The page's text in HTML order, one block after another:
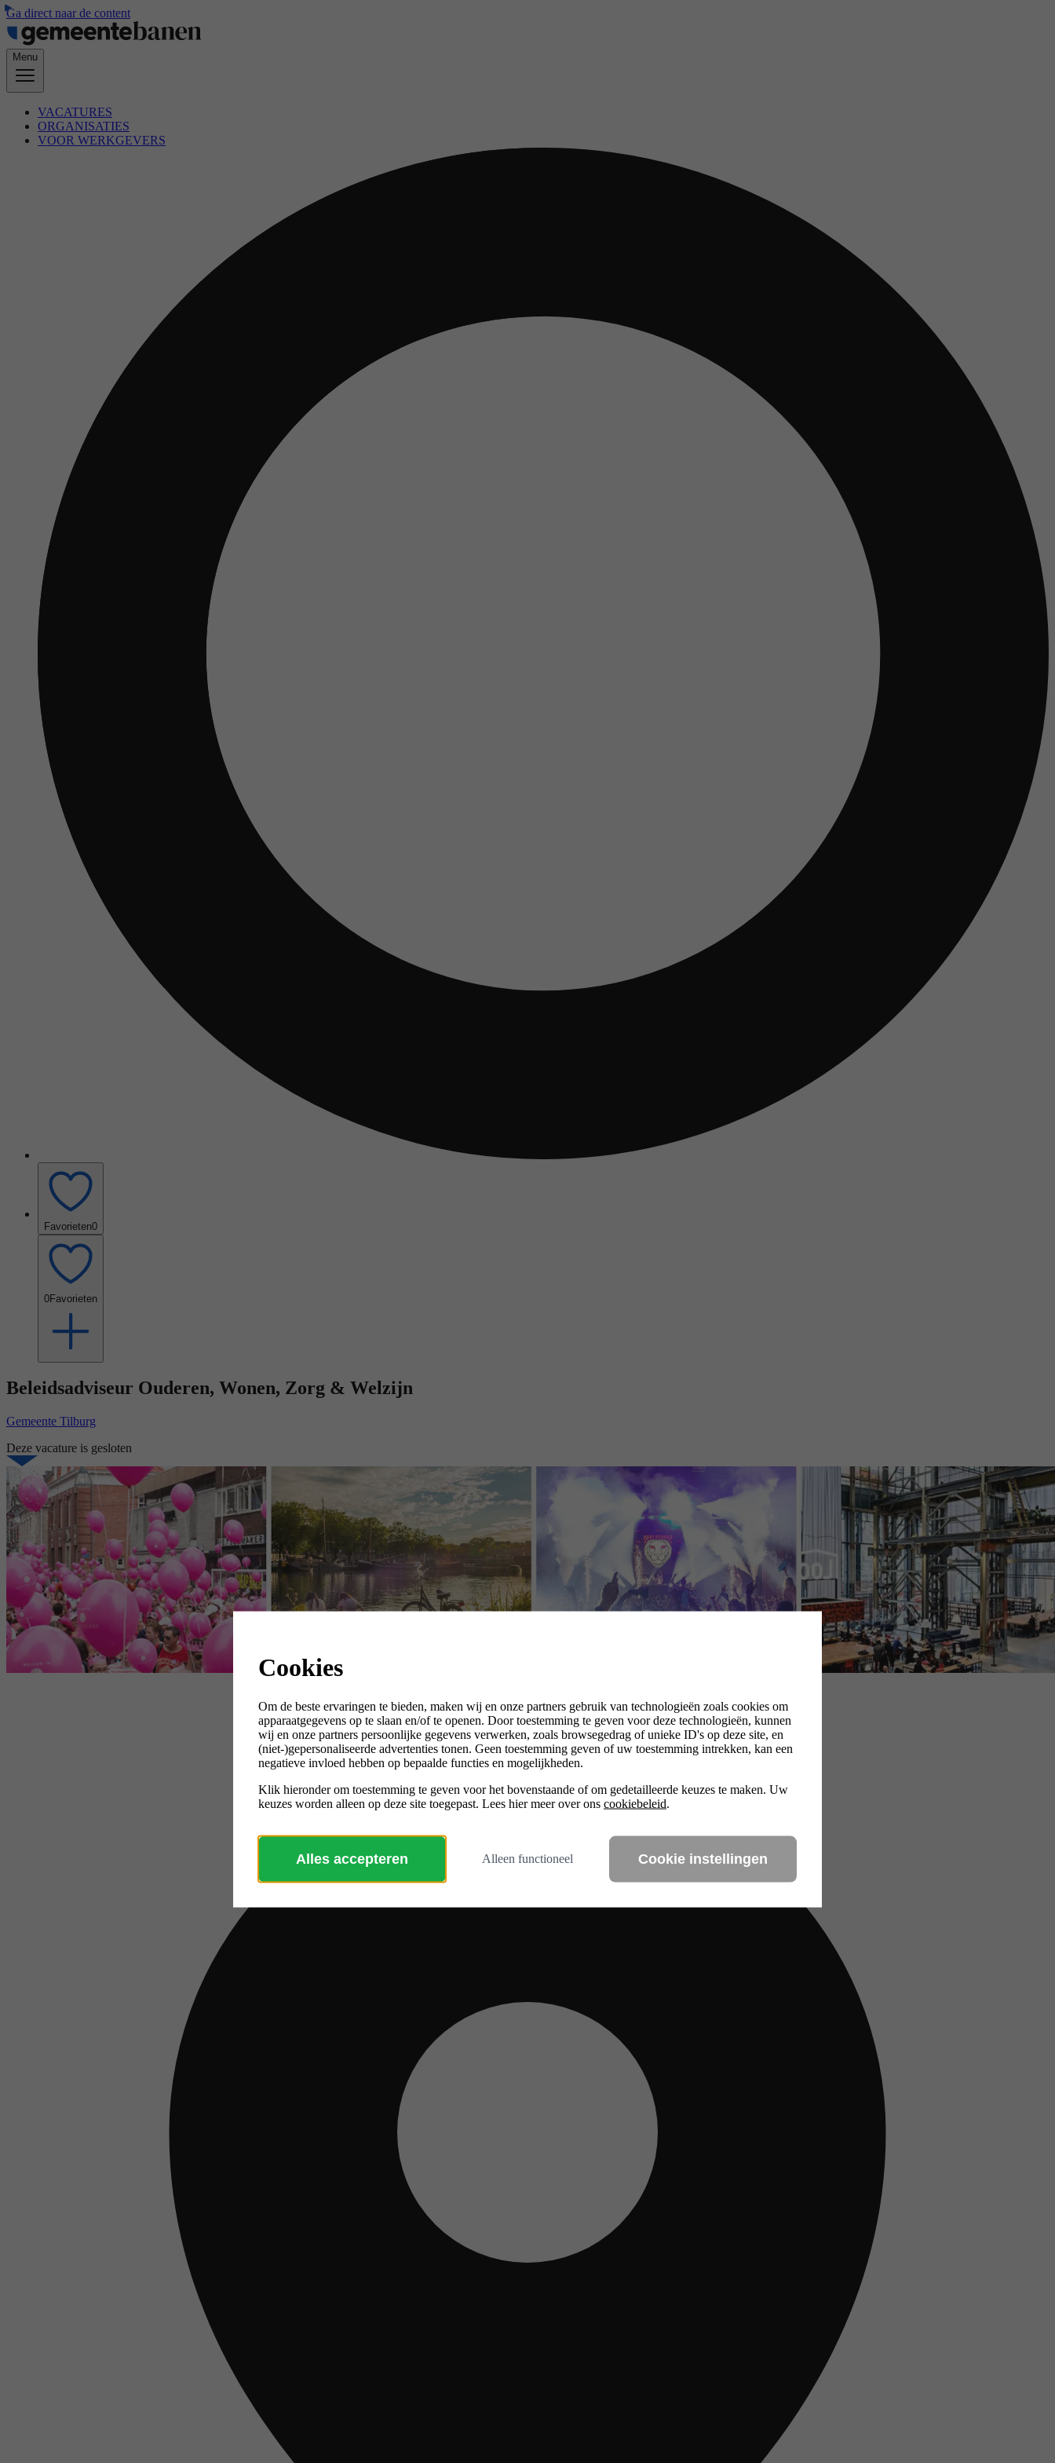
Ga direct naar de content
Menu
VACATURES
ORGANISATIES
VOOR WERKGEVERS
Favorieten0
0Favorieten
Beleidsadviseur Ouderen, Wonen, Zorg & Welzijn
Gemeente Tilburg
Deze vacature is gesloten
Cookies
Om de beste ervaringen te bieden, maken wij en onze partners gebruik van technologieën zoals cookies om
apparaatgegevens op te slaan en/of te openen. Door toestemming te geven voor deze technologieën, kunnen
wij en onze partners persoonlijke gegevens verwerken, zoals browsegedrag of unieke ID's op deze site, en
(niet-)gepersonaliseerde advertenties tonen. Geen toestemming geven of uw toestemming intrekken, kan een
negatieve invloed hebben op bepaalde functies en mogelijkheden.
Klik hieronder om toestemming te geven voor het bovenstaande of om gedetailleerde keuzes te maken. Uw
keuzes worden alleen op deze site toegepast. Lees hier meer over ons cookiebeleid.
Alles accepteren Alleen functioneel Cookie instellingen